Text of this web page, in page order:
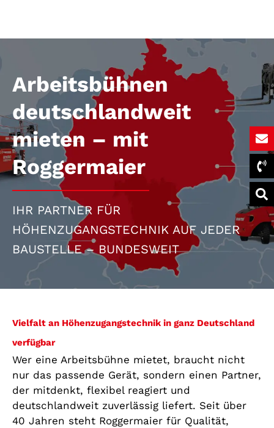
Arbeitsbühnen
deutschlandweit
mieten – mit
Roggermaier
IHR PARTNER FÜR
HÖHENZUGANGSTECHNIK AUF JEDER
BAUSTELLE – BUNDESWEIT
Vielfalt an Höhenzugangstechnik in ganz Deutschland
verfügbar
Wer eine Arbeitsbühne mietet, braucht nicht
nur das passende Gerät, sondern einen Partner,
der mitdenkt, flexibel reagiert und
deutschlandweit zuverlässig liefert. Seit über
40 Jahren steht Roggermaier für Qualität,